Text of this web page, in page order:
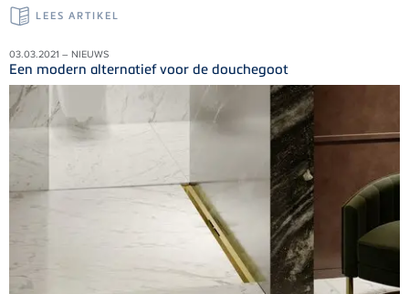
LEES ARTIKEL
03.03.2021 – NIEUWS
Een modern alternatief voor de douchegoot